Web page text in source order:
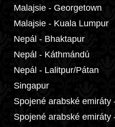
Malajsie - Georgetown
Malajsie - Kuala Lumpur
Nepál - Bhaktapur
Nepál - Káthmándú
Nepál - Lalitpur/Pátan
Singapur
Spojené arabské emiráty
Spojené arabské emiráty